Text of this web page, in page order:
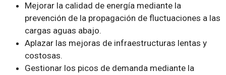
Mejorar la calidad de energía mediante la
prevención de la propagación de fluctuaciones a las
cargas aguas abajo.
Aplazar las mejoras de infraestructuras lentas y
costosas.
Gestionar los picos de demanda mediante la